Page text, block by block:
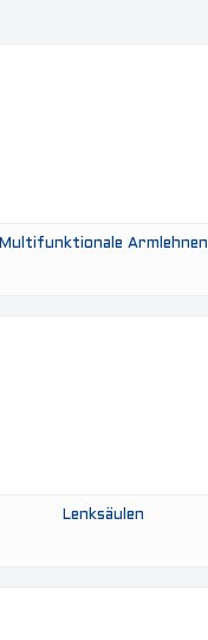
Multifunktionale Armlehnen
Lenksäulen